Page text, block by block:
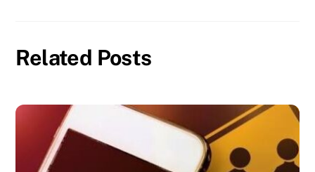
Related Posts